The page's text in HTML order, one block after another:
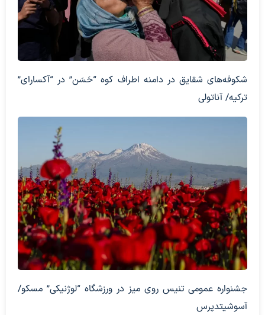
شکوفه‌های شقایق در دامنه اطراف کوه “حَسَن” در “آکسارای”
ترکیه/ آناتولی
جشنواره عمومی تنیس روی میز در ورزشگاه “لوژنیکی” مسکو/
آسوشیتدپرس